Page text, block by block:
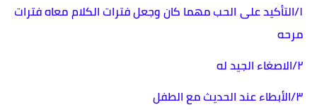
١/التأكيد على الحب مهما كان وجعل فترات الكلام معاه فترات
مرحه
٢/الاصغاء الجيد له
٣/الأبطاء عند الحديث مع الطفل